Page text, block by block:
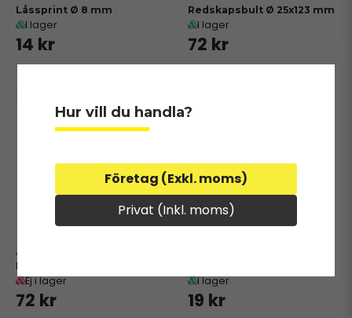
Låssprint Ø 8 mm
I lager
14 kr
Redskapsbult Ø 25x123 mm
I lager
72 kr
Redskapsbult Ø 22x123 mm
Ej i lager
72 kr
I lager
19 kr
Hur vill du handla?
Företag (Exkl. moms)
Privat (Inkl. moms)